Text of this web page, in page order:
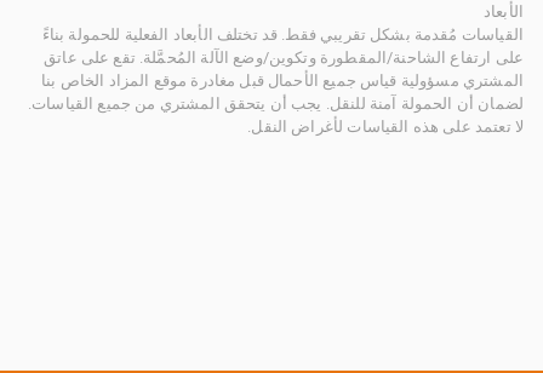
الأبعاد
القياسات مُقدمة بشكل تقريبي فقط. قد تختلف الأبعاد الفعلية للحمولة بناءً
على ارتفاع الشاحنة/المقطورة وتكوين/وضع الآلة المُحمَّلة. تقع على عاتق
المشتري مسؤولية قياس جميع الأحمال قبل مغادرة موقع المزاد الخاص بنا
لضمان أن الحمولة آمنة للنقل. يجب أن يتحقق المشتري من جميع القياسات.
لا تعتمد على هذه القياسات لأغراض النقل.